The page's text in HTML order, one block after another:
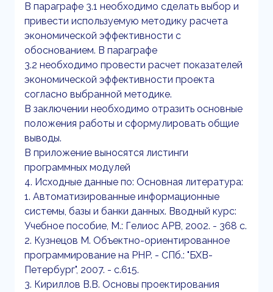
В параграфе 3.1 необходимо сделать выбор и
привести используемую методику расчета
экономической эффективности с
обоснованием. В параграфе
3.2 необходимо провести расчет показателей
экономической эффективности проекта
согласно выбранной методике.
В заключении необходимо отразить основные
положения работы и сформулировать общие
выводы.
В приложение выносятся листинги
программных модулей
4. Исходные данные по: Основная литература:
1. Автоматизированные информационные
системы, базы и банки данных. Вводный курс:
Учебное пособие, М.: Гелиос АРВ, 2002. - 368 с.
2. Кузнецов М. Объектно-ориентированное
программирование на PHP. - СПб.: "БХВ-
Петербург", 2007. - с.615.
3. Кириллов В.В. Основы проектирования